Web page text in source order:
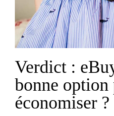
Verdict :
bonne option
économiser ?